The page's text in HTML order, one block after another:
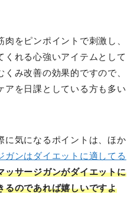
をピンポイントで刺激し、
くれる心強いアイテムとして
み改善の効果的ですので、
アを日課としている方も多い
に気になるポイントは、ほか
ガンはダイエットに適してる
ッサージガンがダイエットに
るのであれば嬉しいですよ